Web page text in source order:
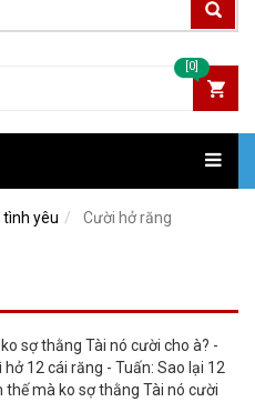
[0]
yêu Cười hở răng
sợ thằng Tài nó cười cho à? -
12 cái răng - Tuấn: Sao lại 12
thế mà ko sợ thằng Tài nó cười